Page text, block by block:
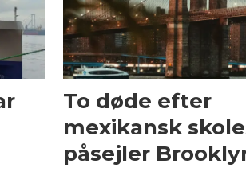
To døde efter
mexikansk
påsejler